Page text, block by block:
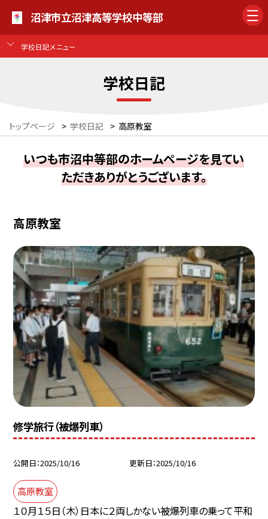
沼津市立沼津高等学校中等部
学校日記メニュー
学校日記
トップページ > 学校日記 > 高原教室
いつも市沼中等部のホームページを見てい
ただきありがとうございます。
高原教室
修学旅行（被爆列車）
公開日 2025/10/16 更新日 2025/10/16
高原教室
１０月１５日（木）日本に２両しかない被爆列車の乗って平和